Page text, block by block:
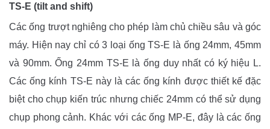
TS-E (tilt and shift)
Các ống trượt nghiêng cho phép làm chủ chiều sâu và góc
máy. Hiện nay chỉ có 3 loại ống TS-E là ống 24mm, 45mm
và 90mm. Ống 24mm TS-E là ống duy nhất có ký hiệu L.
Các ống kính TS-E này là các ống kính được thiết kế đặc
biệt cho chụp kiến trúc nhưng chiếc 24mm có thể sử dụng
chụp phong cảnh. Khác với các ống MP-E, đây là các ống